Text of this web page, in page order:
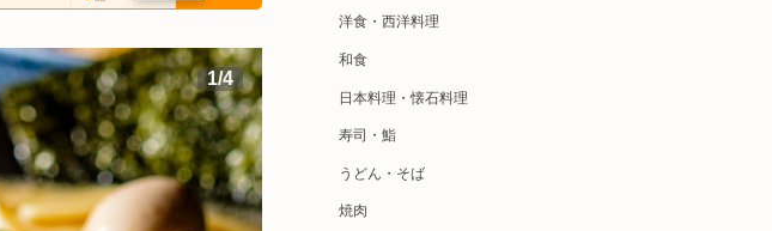
1/4
洋食・西洋料理
和食
日本料理・懐石料理
寿司・鮨
うどん・そば
焼肉